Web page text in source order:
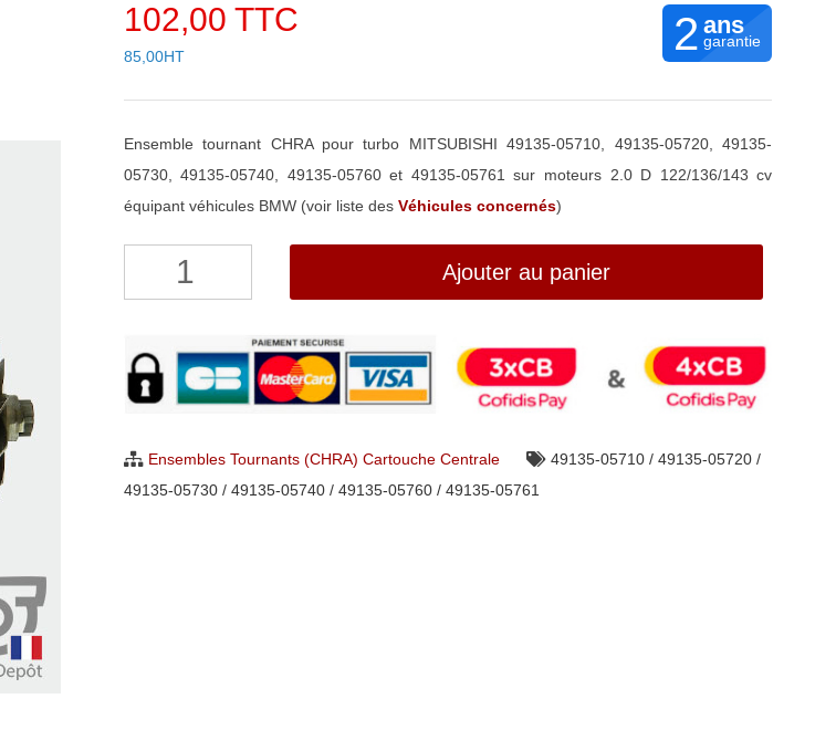
102,00 TTC
85,00HT 2 ans
garantie
Ensemble tournant CHRA pour turbo MITSUBISHI 49135-05710, 49135-05720, 49135-
05730, 49135-05740, 49135-05760 et 49135-05761 sur moteurs 2.0 D 122/136/143 cv
équipant véhicules BMW (voir liste des Véhicules concernés)
Tournant
CHRA
Ajouter au panier
Ensembles Tournants (CHRA) Cartouche Centrale
49135-05710 / 49135-05720 /
49135-05730 / 49135-05740 / 49135-05760 / 49135-05761